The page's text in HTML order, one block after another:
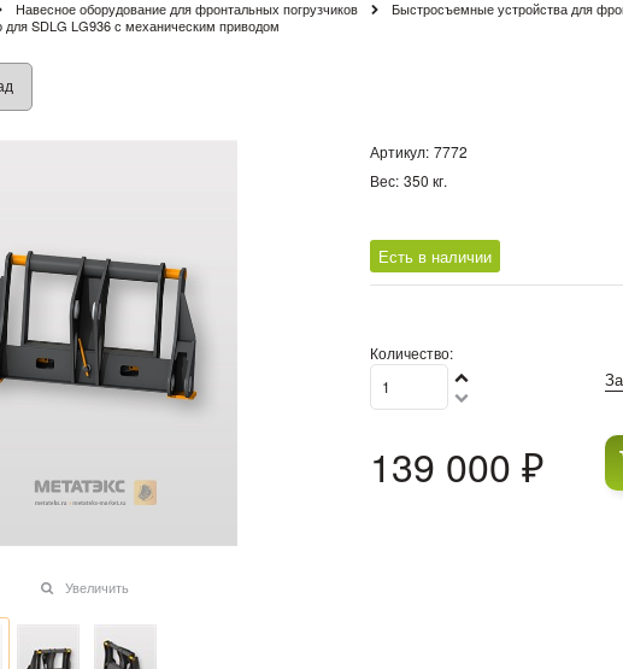
Навесное оборудование для фронтальных погрузчиков Быстросъемные устройства для
для SDLG LG936 с механическим приводом
Увеличить
Артикул: 7772
Вес: 350 кг.
Есть в наличии
Количество:
139 000 ₽